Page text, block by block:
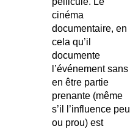
cinéma
documentaire, en
cela qu’il
documente
l’événement sans
en être partie
prenante (même
s’il l’influence peu
ou prou) est